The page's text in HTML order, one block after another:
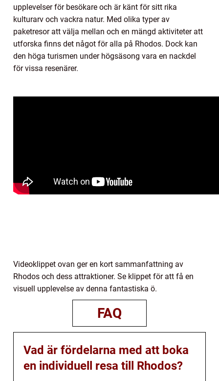
upplevelser för besökare och är känt för sitt rika
kulturarv och vackra natur. Med olika typer av
paketresor att välja mellan och en mängd aktiviteter att
utforska finns det något för alla på Rhodos. Dock kan
den höga turismen under högsäsong vara en nackdel
för vissa resenärer.
Videoklippet ovan ger en kort sammanfattning av
Rhodos och dess attraktioner. Se klippet för att få en
visuell upplevelse av denna fantastiska ö.
FAQ
Vad är fördelarna med att boka
en individuell resa till Rhodos?